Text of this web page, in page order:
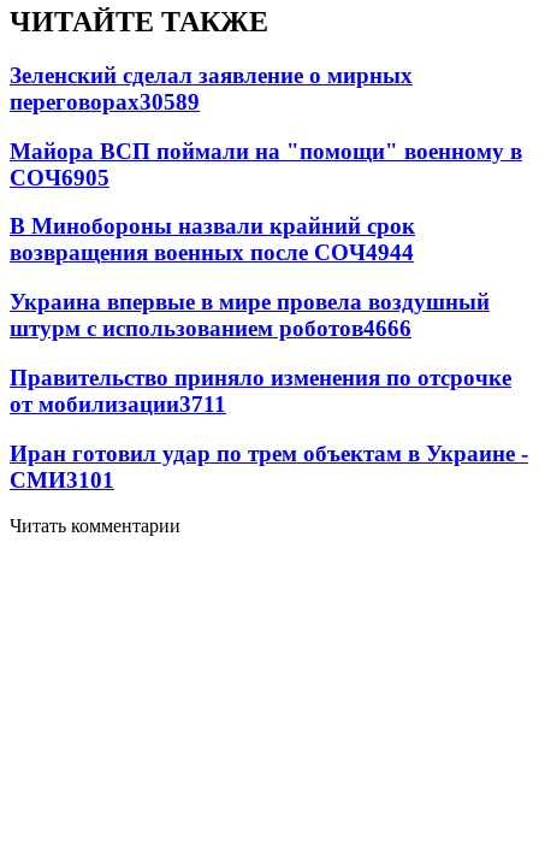
ЧИТАЙТЕ ТАКЖЕ
Зеленский сделал заявление о мирных
переговорах30589
Майора ВСП поймали на "помощи" военному в
СОЧ6905
В Минобороны назвали крайний срок
возвращения военных после СОЧ4944
Украина впервые в мире провела воздушный
штурм с использованием роботов4666
Правительство приняло изменения по отсрочке
от мобилизации3711
Иран готовил удар по трем объектам в Украине -
СМИ3101
Читать комментарии